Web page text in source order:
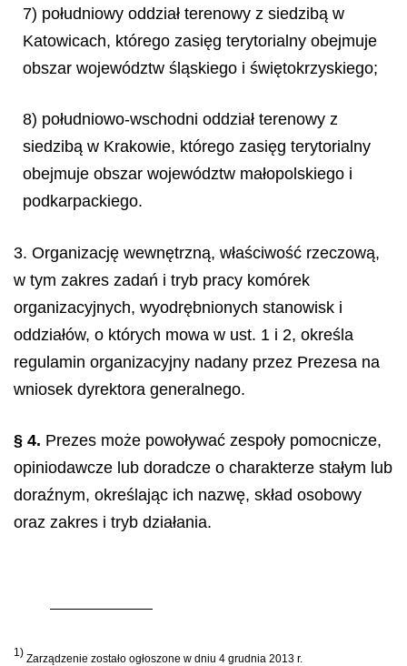
7) południowy oddział terenowy z siedzibą w
Katowicach, którego zasięg terytorialny obejmuje
obszar województw śląskiego i świętokrzyskiego;
8) południowo-wschodni oddział terenowy z
siedzibą w Krakowie, którego zasięg terytorialny
obejmuje obszar województw małopolskiego i
podkarpackiego.
3. Organizację wewnętrzną, właściwość rzeczową,
w tym zakres zadań i tryb pracy komórek
organizacyjnych, wyodrębnionych stanowisk i
oddziałów, o których mowa w ust. 1 i 2, określa
regulamin organizacyjny nadany przez Prezesa na
wniosek dyrektora generalnego.
§ 4. Prezes może powoływać zespoły pomocnicze,
opiniodawcze lub doradcze o charakterze stałym lub
doraźnym, określając ich nazwę, skład osobowy
oraz zakres i tryb działania.
1) Zarządzenie zostało ogłoszone w dniu 4 grudnia 2013 r.